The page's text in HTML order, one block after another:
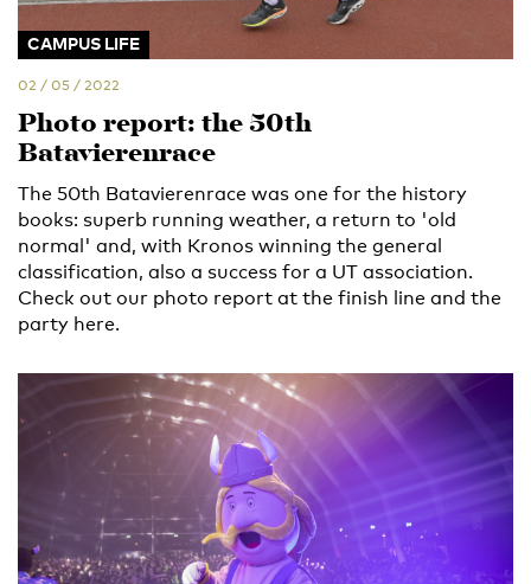
CAMPUS LIFE
02 / 05 / 2022
Photo report: the 50th
Batavierenrace
The 50th Batavierenrace was one for the history
books: superb running weather, a return to 'old
normal' and, with Kronos winning the general
classification, also a success for a UT association.
Check out our photo report at the finish line and the
party here.